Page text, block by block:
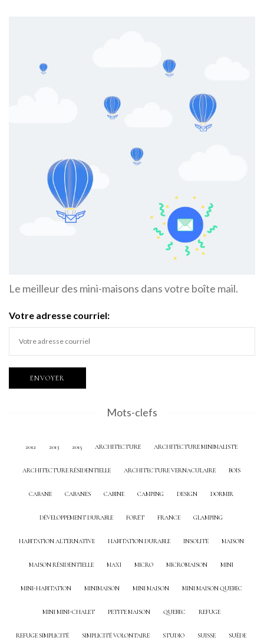
Le meilleur des mini-maisons dans votre boîte mail.
Votre adresse courriel:
Mots-clefs
2012 2013 2015 ARCHITECTURE ARCHITECTURE MINIMALISTE
ARCHITECTURE RÉSIDENTIELLE ARCHITECTURE VERNACULAIRE BOIS
CABANE CABANES CABINE CAMPING DESIGN DORMIR
DÉVELOPPEMENT DURABLE FORÊT FRANCE GLAMPING
HABITATION ALTERNATIVE HABITATION DURABLE INSOLITE MAISON
MAISON RÉSIDENTIELLE MAXI MICRO MICROMAISON MINI
MINI-HABITATION MINIMAISON MINI MAISON MINI MAISON QUEBEC
MINI MINI-CHALET PETITE MAISON QUEBEC REFUGE
REFUGE SIMPLICITÉ SIMPLICITÉ VOLONTAIRE STUDIO SUISSE SUÈDE